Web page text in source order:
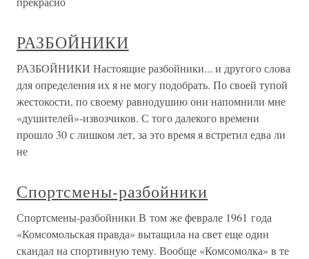
РАЗБОЙНИКИ
РАЗБОЙНИКИ Настоящие разбойники... и другого слова
для определения их я не могу подобрать. По своей тупой
же­стокости, по своему равнодушию они напомнили мне
«душителей»-извозчиков. С того далекого времени
прошло 30 с лишком лет, за это время я встретил едва ли
не
Спортсмены-разбойники
Спортсмены-разбойники В том же феврале 1961 года
«Комсомольская правда» вытащила на свет еще один
скандал на спортивную тему. Вообще «Комсомолка» в те